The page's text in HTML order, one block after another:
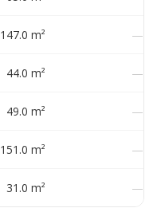
147.0 m² —
44.0 m² —
49.0 m² —
151.0 m² —
31.0 m² —